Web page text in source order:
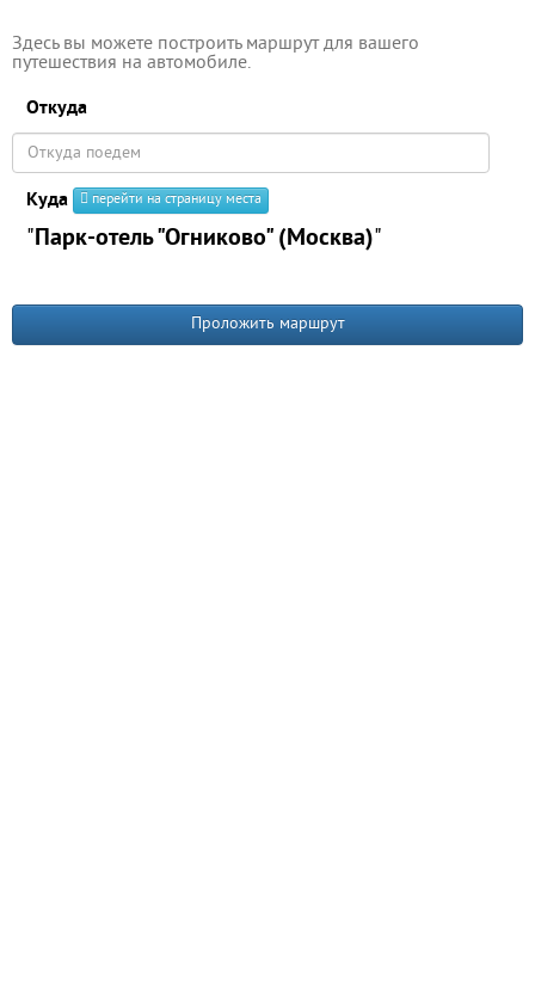
Здесь вы можете построить маршрут для вашего
путешествия на автомобиле.
Откуда
Куда перейти на страницу места
"Парк-отель "Огниково" (Москва)"
Проложить маршрут